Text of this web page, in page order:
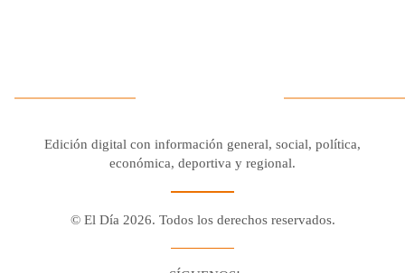
Edición digital con información general, social, política,
económica, deportiva y regional.
© El Día 2026. Todos los derechos reservados.